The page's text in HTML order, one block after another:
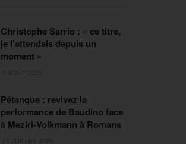
Christophe Sarrio : « ce titre,
je l’attendais depuis un
moment »
Pétanque : revivez la
performance de Baudino face
à Meziri-Volkmann à Romans